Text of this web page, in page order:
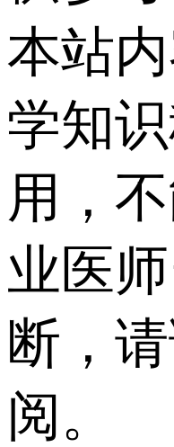
本站
学知
用，
业医
断，
阅。